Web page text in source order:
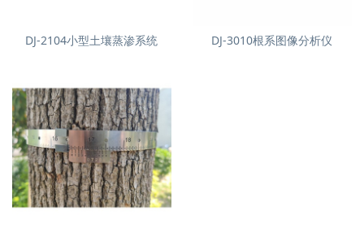
DJ-2104小型土壤蒸渗系统 DJ-3010根系图像分析仪